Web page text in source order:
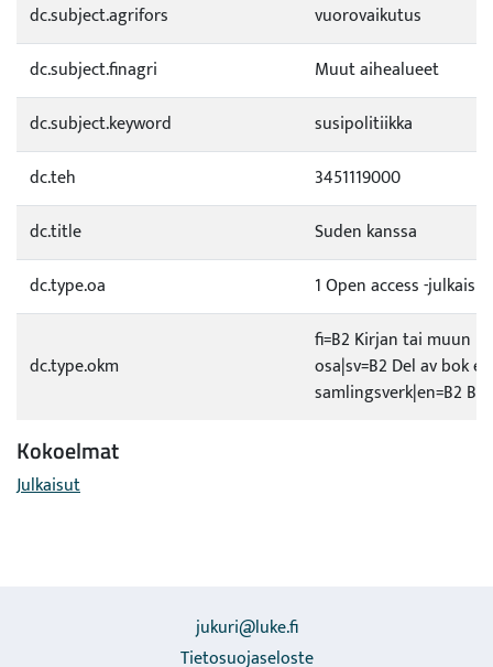
dc.subject.agrifors
vuorovaikutus
dc.subject.finagri
Muut aihealueet
dc.subject.keyword
susipolitiikka
dc.teh
3451119000
dc.title
Suden kanssa
dc.type.oa
1 Open access -julkaisu
dc.type.okm
fi=B2 Kirjan tai muun
osa|sv=B2 Del av bok
samlingsverk|en=B2
Kokoelmat
Julkaisut
jukuri@luke.fi
Tietosuojaseloste